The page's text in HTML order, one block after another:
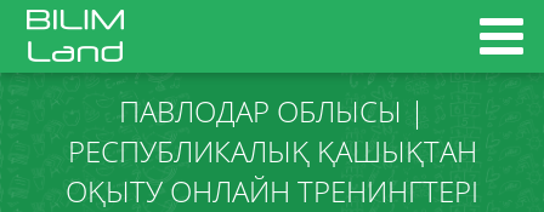
ПАВЛОДАР ОБЛЫСЫ |
РЕСПУБЛИКАЛЫҚ ҚАШЫҚТАН
ОҚЫТУ ОНЛАЙН ТРЕНИНГТЕРІ